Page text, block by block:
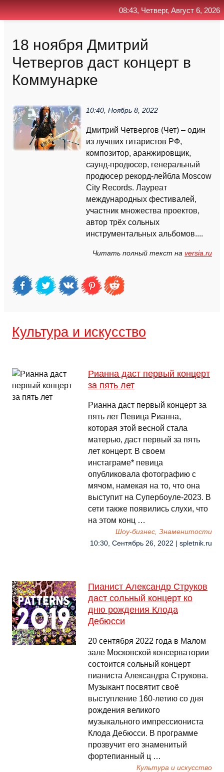
18 ноября Дмитрий
Четвергов даст концерт в
Коммунарке
10:40, Ноябрь 8, 2022
Дмитрий Четвергов (Чет) – один
из лучших гитаристов РФ,
композитор, аранжировщик,
саунд-продюсер, генеральный
продюсер рекорд-лейбла Moscow
City Records. Лауреат
международных фестивалей,
участник множества проектов,
автор трёх сольных
инструментальных альбомов....
Читать полный текст на versia.ru
Культура и искусство
Рианна даст первый концерт
за пять лет
Рианна даст первый концерт за
пять лет Певица Рианна,
которая этой весной стала
матерью, даст первый за пять
лет концерт. В своем
инстаграме* певица
опубликовала фотографию с
мячом, намекая на то, что она
выступит на Супербоуле-2023. В
сети также появились слухи, что
на этом конц …
Шоу-бизнес, Знаменитости
10:30, Сентябрь 26, 2022 | spletnik.ru
Пианист Александр Струков
даст сольный концерт ко
дню рождения Клода
Дебюсси
20 сентября 2022 года в Малом
зале Московской консерватории
состоится сольный концерт
пианиста Александра Струкова.
Музыкант посвятит своё
выступление 160-летию со дня
рождения великого
музыкального импрессиониста
Клода Дебюсси. В программе
прозвучит его знаменитый
фортепианный ц …
Культура и искусство
08:43, Четверг, Август 6, 2026